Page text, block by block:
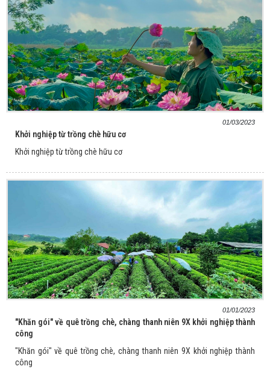
01/03/2023
Khởi nghiệp từ trồng chè hữu cơ
Khởi nghiệp từ trồng chè hữu cơ
01/01/2023
"Khăn gói" về quê trồng chè, chàng thanh niên 9X khởi nghiệp thành
công
"Khăn gói" về quê trồng chè, chàng thanh niên 9X khởi nghiệp thành
công